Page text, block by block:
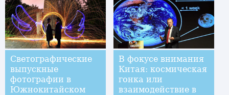
Светографические
выпускные
фотографии в
Южнокитайском
В фокусе внимания
Китая: космическая
гонка или
взаимодействие в